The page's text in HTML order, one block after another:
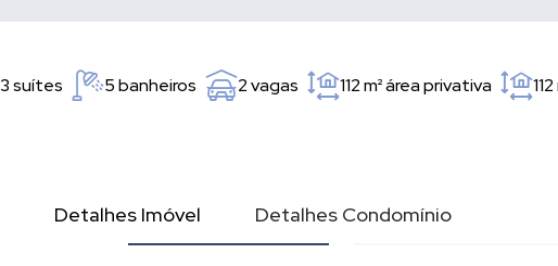
3 suítes 5 banheiros 2 vagas 112 m²área privativa
Detalhes Imóvel Detalhes Condomínio